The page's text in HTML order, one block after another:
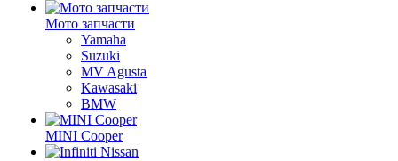
Мото запчасти
Yamaha
Suzuki
MV Agusta
Kawasaki
BMW
MINI Cooper